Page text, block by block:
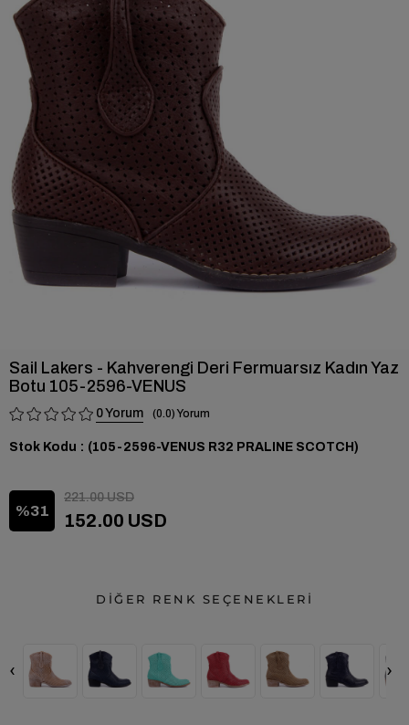
Sail Lakers - Kahverengi Deri Fermuarsız Kadın Yaz
Botu 105-2596-VENUS
0 0.0
Stok Kodu (105-2596-VENUS R32 PRALINE SCOTCH)
31
221.00 USD
152.00 USD
DİĞER RENK SEÇENEKLERİ
‹ ›